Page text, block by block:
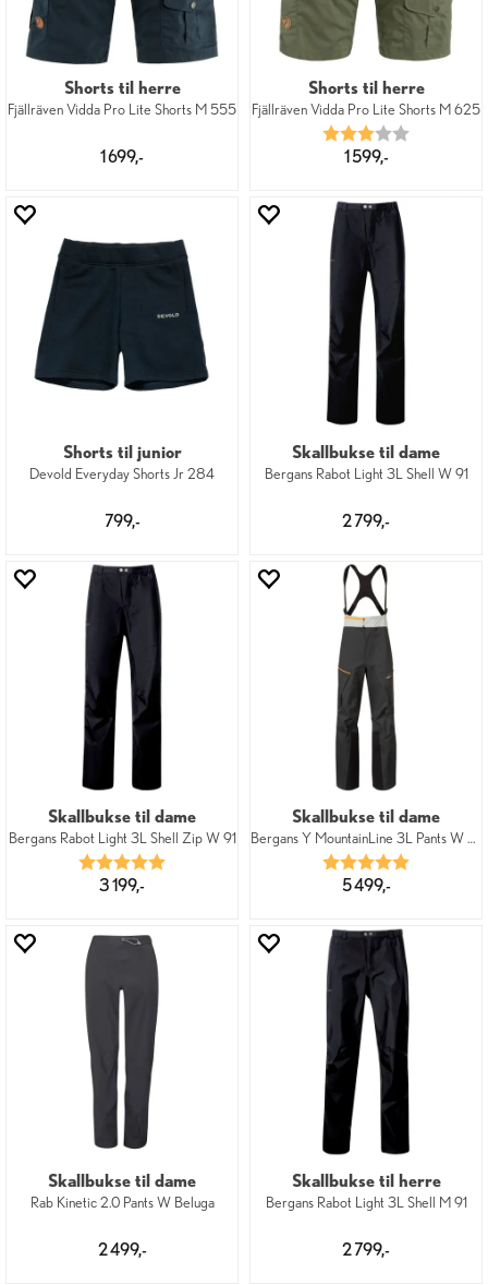
Shorts til herre
Fjällräven Vidda Pro Lite Shorts M 555
1 699,-
Shorts til herre
Fjällräven Vidda Pro Lite Shorts M 625
Karakter:
1 599,-
Shorts til junior
Devold Everyday Shorts Jr 284
799,-
Skallbukse til dame
Bergans Rabot Light 3L Shell W 91
2 799,-
Skallbukse til dame
Bergans Rabot Light 3L Shell Zip W 91
Karakter:
3 199,-
Skallbukse til dame
Bergans Y MountainLine 3L Pants W 25333
Karakter:
5 499,-
Skallbukse til dame
Rab Kinetic 2.0 Pants W Beluga
2 499,-
Skallbukse til herre
Bergans Rabot Light 3L Shell M 91
2 799,-